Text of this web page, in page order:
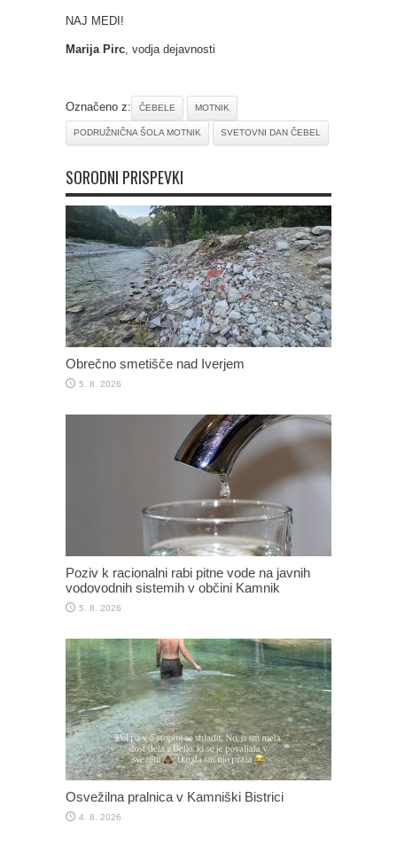
NAJ MEDI!
Marija Pirc, vodja dejavnosti
Označeno z: ČEBELE MOTNIK
PODRUŽNIČNA ŠOLA MOTNIK SVETOVNI DAN ČEBEL
SORODNI PRISPEVKI
Obrečno smetišče nad Iverjem
5. 8. 2026
Poziv k racionalni rabi pitne vode na javnih
vodovodnih sistemih v občini Kamnik
5. 8. 2026
Osvežilna pralnica v Kamniški Bistrici
4. 8. 2026